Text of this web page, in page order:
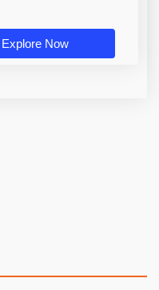
Explore Now